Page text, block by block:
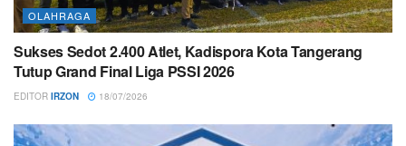
OLAHRAGA
Sukses Sedot 2.400 Atlet, Kadispora Kota Tangerang
Tutup Grand Final Liga PSSI 2026
EDITOR IRZON 18/07/2026